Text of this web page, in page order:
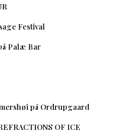
Festival
Palæ Bar
på Ordrupgaard
OF ICE